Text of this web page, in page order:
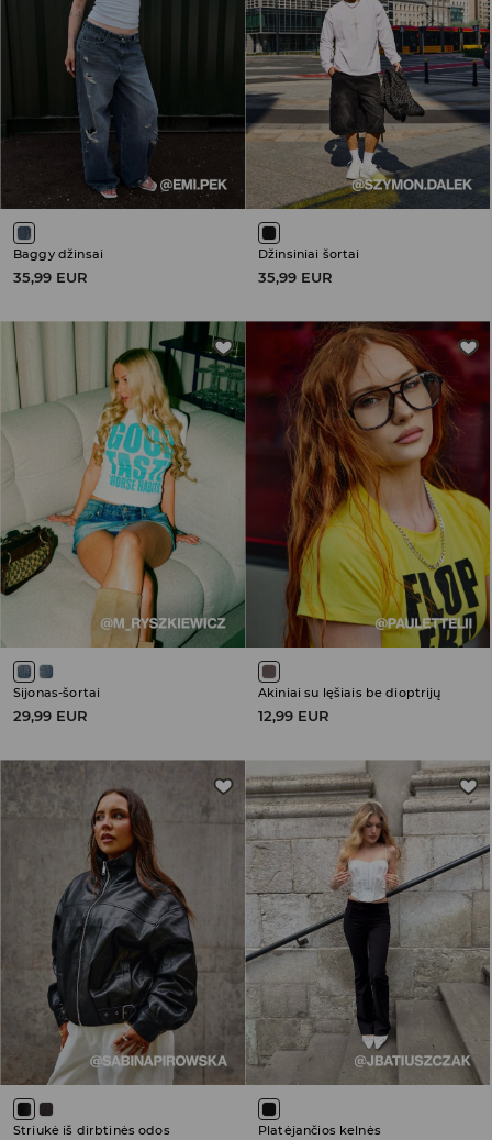
Baggy džinsai
35,99 EUR
Džinsiniai šortai
35,99 EUR
Sijonas-šortai
29,99 EUR
Akiniai su lęšiais be dioptrijų
12,99 EUR
Striukė iš dirbtinės odos Platėjančios kelnės